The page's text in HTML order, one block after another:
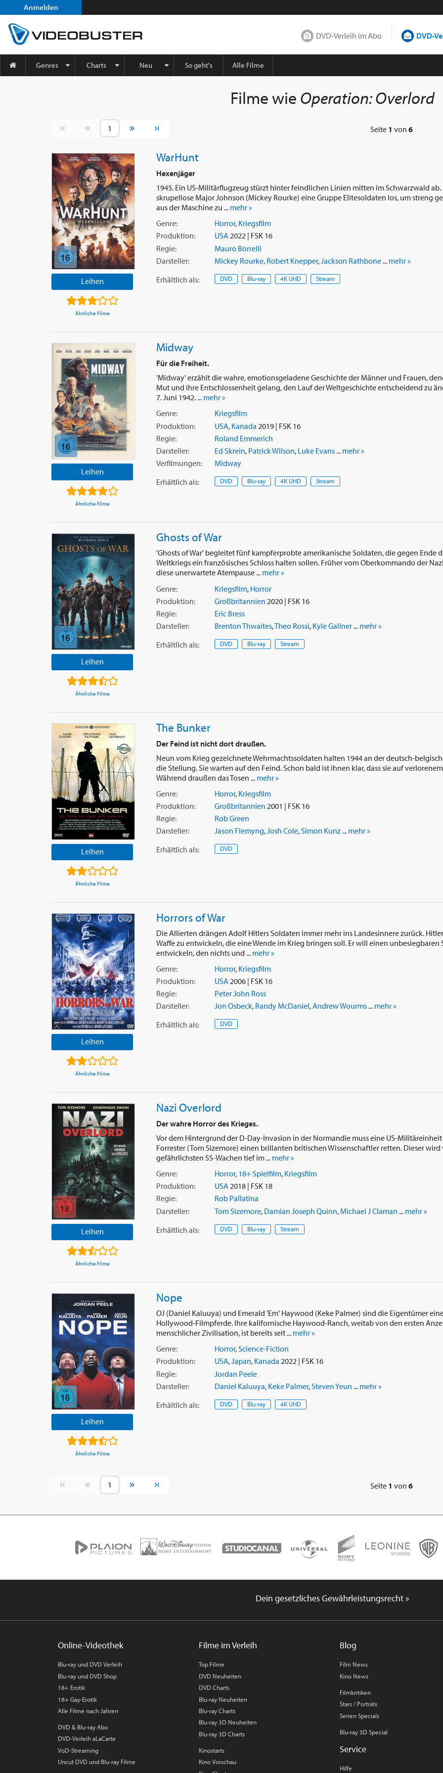
Anmelden
DVD-Verleih im Abo DVD-
Genres Charts Neu So geht's Alle Filme
Filme wie Operation: Overlord
Vorherige Seite Nächste Seite Seite 1 von 6
Leihen
Ähnliche Filme
WarHunt
Hexenjäger
1945. Ein US-Militärflugzeug stürzt hinter feindlichen Linien mitten im Schwarzwald
skrupellose Major Johnson (Mickey Rourke) eine Gruppe Elitesoldaten los, um streng
aus der Maschine zu ... mehr »
Genre:
Horror, Kriegsfilm
Produktion:
USA2022 | FSK 16
Regie:
Mauro Borrelli
Darsteller:
Mickey Rourke, Robert Knepper, Jackson Rathbone... mehr »
Erhältlich als: DVD Blu-ray 4K UHD Stream
Leihen
Ähnliche Filme
Midway
Für die Freiheit.
'Midway' erzählt die wahre, emotionsgeladene Geschichte der Männer und Frauen,
Mut und ihre Entschlossenheit gelang, den Lauf der Weltgeschichte entscheidend zu
7. Juni 1942. ... mehr »
Genre:
Kriegsfilm
Produktion:
USA, Kanada 2019 | FSK 16
Regie:
Roland Emmerich
Darsteller:
Ed Skrein, Patrick Wilson, Luke Evans... mehr »
Verfilmungen:
Midway
Erhältlich als: DVD Blu-ray 4K UHD Stream
Leihen
Ähnliche Filme
Ghosts of War
'Ghosts of War' begleitet fünf kampferprobte amerikanische Soldaten, die gegen Ende
Weltkriegs ein französisches Schloss halten sollen. Früher vom Oberkommando der
diese unerwartete Atempause ... mehr »
Genre:
Kriegsfilm, Horror
Produktion:
Großbritannien 2020 | FSK 16
Regie:
Eric Bress
Darsteller:
Brenton Thwaites,Theo Rossi, Kyle Gallner... mehr »
Erhältlich als: DVD Blu-ray Stream
Leihen
Ähnliche Filme
The Bunker
Der Feind ist nicht dort draußen.
Neun vom Krieg gezeichnete Wehrmachtssoldaten halten 1944 an der deutsch-
die Stellung. Sie warten auf den Feind. Schon bald ist ihnen klar, dass sie auf
Während draußen das Tosen ... mehr »
Genre:
Horror, Kriegsfilm
Produktion:
Großbritannien 2001 | FSK 16
Regie:
Rob Green
Darsteller:
Jason Flemyng,Josh Cole,Simon Kunz... mehr »
Erhältlich als: DVD
Leihen
Ähnliche Filme
Horrors of War
Die Allierten drängen Adolf Hitlers Soldaten immer mehr ins Landesinnere zurück.
Waffe zu entwickeln, die eine Wende im Krieg bringen soll. Er will einen unbesiegbaren
entwickeln, den nichts und ... mehr »
Genre:
Horror, Kriegsfilm
Produktion:
USA2006 | FSK 16
Regie:
Peter John Ross
Darsteller:
Jon Osbeck, Randy McDaniel,Andrew Wourms... mehr »
Erhältlich als: DVD
Leihen
Ähnliche Filme
Nazi Overlord
Der wahre Horror des Krieges.
Vor dem Hintergrund der D-Day-Invasion in der Normandie muss eine US-
Forrester (Tom Sizemore) einen brillanten britischen Wissenschaftler retten. Dieser wird
gefährlichsten SS-Wachen tief im ... mehr »
Genre:
Horror, 18+ Spielfilm, Kriegsfilm
Produktion:
USA2018 | FSK 18
Regie:
Rob Pallatina
Darsteller:
Tom Sizemore, Damian Joseph Quinn, Michael J Claman ... mehr »
Erhältlich als: DVD Blu-ray Stream
Leihen
Ähnliche Filme
Nope
OJ (Daniel Kaluuya) und Emerald 'Em' Haywood (Keke Palmer) sind die Eigentümer
Hollywood-Filmpferde. Ihre kalifornische Haywood-Ranch, weitab von den ersten
menschlicher Zivilisation, ist bereits seit ... mehr »
Genre:
Horror,Science-Fiction
Produktion:
USA,Japan, Kanada 2022 | FSK 16
Regie:
Jordan Peele
Darsteller:
Daniel Kaluuya, Keke Palmer, Steven Yeun ... mehr »
Erhältlich als: DVD Blu-ray 4K UHD
Vorherige Seite Nächste Seite Seite 1 von 6
Dein gesetzliches Gewährleistungsrecht »
Online-Videothek
Blu-ray und DVD Verleih
Blu-ray und DVD Shop
18+ Erotik
18+ Gay-Erotik
Alle Filme nach Jahren
DVD & Blu-ray Abo
DVD-Verleih aLaCarte
VoD-Streaming
Uncut DVD und Blu-ray Filme
Filme im Verleih
Top Filme
DVD Neuheiten
DVD Charts
Blu-ray Neuheiten
Blu-ray Charts
Blu-ray 3D Neuheiten
Blu-ray 3D Charts
Kinostarts
Kino Vorschau
Blog
Film News
Kino News
Filmkritiken
Stars / Porträts
Serien Specials
Blu-ray 3D Special
Service
Hilfe